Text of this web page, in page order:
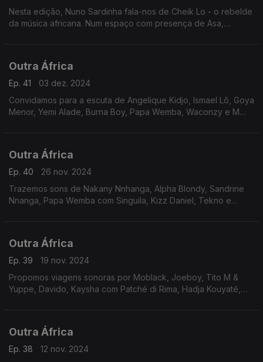
Nesta edição, Nuno Sardinha fala-nos de Cheik Lo - o rebelde
da música africana. Num espaço com presença de Asa,
Outra África
Ep. 41
03 dez. 2024
Convidamos para a escuta de Angelique Kidjo, Ismael Lô, Goya
Menor, Yemi Alade, Burna Boy, Papa Wemba, Waconzy e M
Outra África
Ep. 40
26 nov. 2024
Trazemos sons de Nakany Nnhanga, Alpha Blondy, Sandrine
Nnanga, Papa Wemba com Singuila, Kizz Daniel, Tekno e
Outra África
Ep. 39
19 nov. 2024
Propomos viagens sonoras por Moblack, Joeboy, Tito M &
Yuppe, Davido, Kaysha com Patché di Rima, Hadja Kouyaté,
Outra África
Ep. 38
12 nov. 2024